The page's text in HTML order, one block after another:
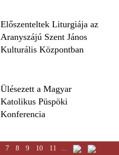
Előszenteltek Liturgiája az
Aranyszájú Szent János
Kulturális Központban
Ülésezett a Magyar
Katolikus Püspöki
Konferencia
7 8 9 10 11 ...